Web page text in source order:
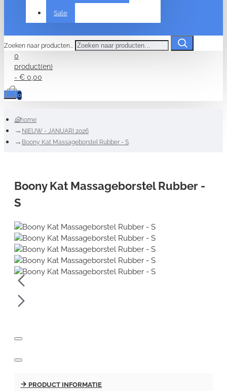
Sale
Zoeken naar producten...
0
product(en)
- € 0,00
0
home
NIEUW - JANUARI 2026
Boony Kat Massageborstel Rubber - S
Boony Kat Massageborstel Rubber -
S
PRODUCT INFORMATIE